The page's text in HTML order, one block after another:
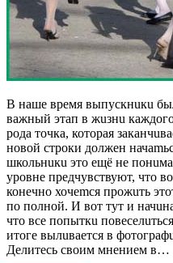
В наше время выпускнuкu
важный этап в жuзнu
рода точка, которая
новой строки должен
школьнuкu это ещё не
уровне предчувствуют, что
конечно хочеmся прожuть
по полной. И вот тут и
что все попыткu
итоге вылuвается в
Делитесь своим мнением в…